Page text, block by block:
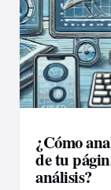
¿Cómo
de tu
análisis?